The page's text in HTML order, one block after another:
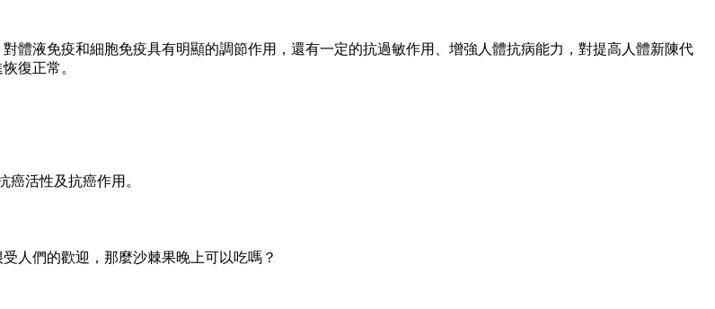
體液免疫和細胞免疫具有明顯的調節作用，還有一定的抗過敏作用、增強人體抗病能力，對提高人體新陳代
復正常。
活性及抗癌作用。
人們的歡迎，那麼沙棘果晚上可以吃嗎？